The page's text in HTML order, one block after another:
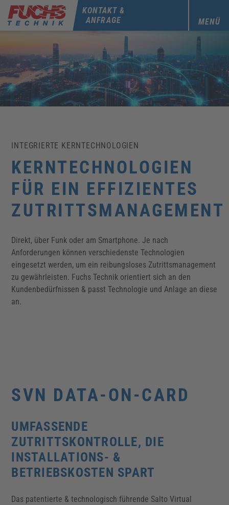
MENÜ
KONTAKT &
ANFRAGE
INTEGRIERTE KERNTECHNOLOGIEN
KERNTECHNOLOGIEN
FÜR EIN EFFIZIENTES
ZUTRITTSMANAGEMENT
Direkt, über Funk oder am Smartphone. Je nach
Anforderungen können verschiedenste Technologien
eingesetzt werden, um ein reibungsloses Zutrittsmanagement
zu gewährleisten. Fuchs Technik orientiert sich an den
Kundenbedürfnissen & passt Technologie und Anlage an diese
an.
SVN DATA-ON-CARD
UMFASSENDE
ZUTRITTSKONTROLLE, DIE
INSTALLATIONS- &
BETRIEBSKOSTEN SPART
Das patentierte & technologisch führende Salto Virtual